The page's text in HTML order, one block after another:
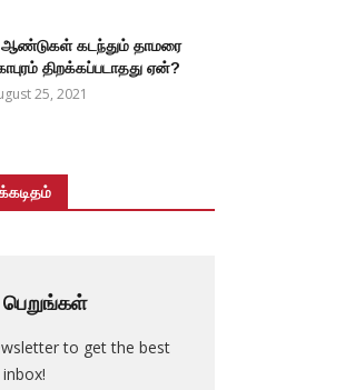
ஆண்டுகள் கடந்தும் தாமரை
திறக்கப்படாதது ஏன்?
25, 2021
பெறுங்கள்
to get the best